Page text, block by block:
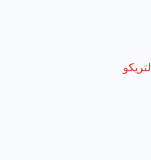
التريكو